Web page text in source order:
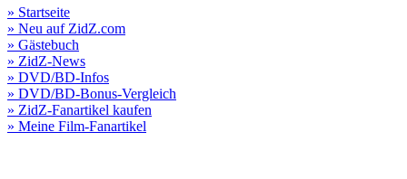
» Startseite
» Neu auf ZidZ.com
» Gästebuch
» ZidZ-News
» DVD/BD-Infos
» DVD/BD-Bonus-Vergleich
» ZidZ-Fanartikel kaufen
» Meine Film-Fanartikel